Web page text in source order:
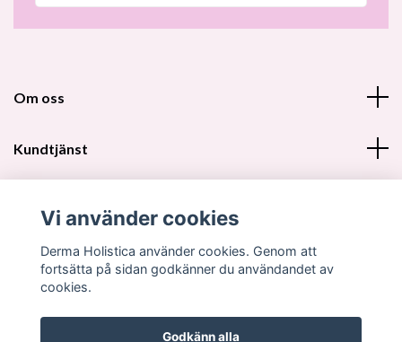
Om oss
Kundtjänst
Sociala medier
Vi använder cookies
Derma Holistica använder cookies. Genom att
fortsätta på sidan godkänner du användandet av
cookies.
Godkänn alla